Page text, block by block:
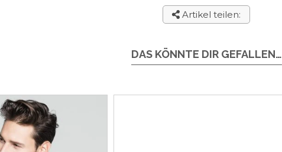
Artikel teilen:
DAS KÖNNTE DIR GEFALLEN…